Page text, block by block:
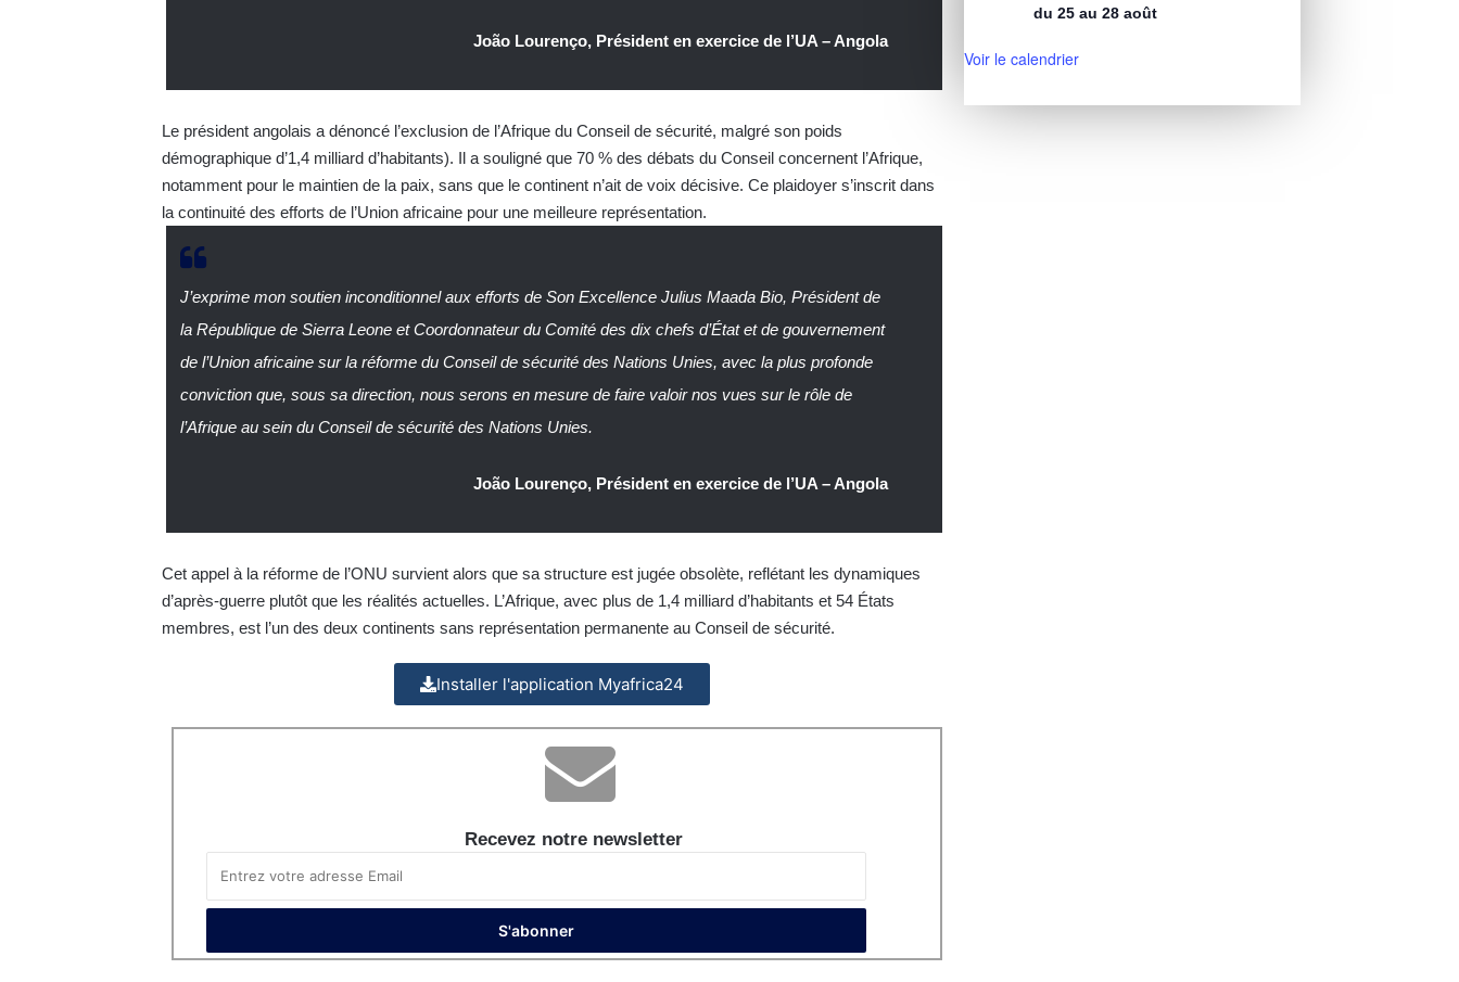
João Lourenço, Président en exercice de l’UA – Angola
Le président angolais a dénoncé l’exclusion de l’Afrique du Conseil de sécurité, malgré son poids
démographique d’1,4 milliard d’habitants). Il a souligné que 70 % des débats du Conseil concernent l’Afrique,
notamment pour le maintien de la paix, sans que le continent n’ait de voix décisive. Ce plaidoyer s’inscrit dans
la continuité des efforts de l’Union africaine pour une meilleure représentation.
J’exprime mon soutien inconditionnel aux efforts de Son Excellence Julius Maada Bio, Président de
la République de Sierra Leone et Coordonnateur du Comité des dix chefs d’État et de gouvernement
de l’Union africaine sur la réforme du Conseil de sécurité des Nations Unies, avec la plus profonde
conviction que, sous sa direction, nous serons en mesure de faire valoir nos vues sur le rôle de
l’Afrique au sein du Conseil de sécurité des Nations Unies.
João Lourenço, Président en exercice de l’UA – Angola
Cet appel à la réforme de l’ONU survient alors que sa structure est jugée obsolète, reflétant les dynamiques
d’après-guerre plutôt que les réalités actuelles. L’Afrique, avec plus de 1,4 milliard d’habitants et 54 États
membres, est l’un des deux continents sans représentation permanente au Conseil de sécurité.
Installer l'application Myafrica24
Recevez notre newsletter
du 25 au 28 août
Voir le calendrier